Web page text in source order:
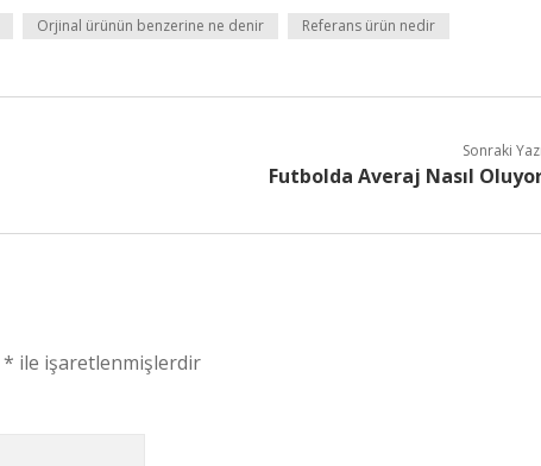
Orjinal ürünün benzerine ne denir Referans ürün nedir
Sonraki
Futbolda Averaj Nasıl
* ile işaretlenmişlerdir